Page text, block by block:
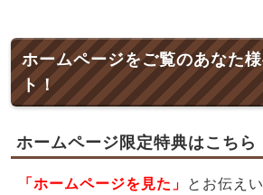
ホームページをご覧のあなた
ト！
ホームページ限定特典はこちら
「ホームページを見た」
とお伝え